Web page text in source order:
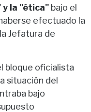
y la "ética" bajo el
efectuado la
Jefatura de
bloque oficialista
situación del
bajo